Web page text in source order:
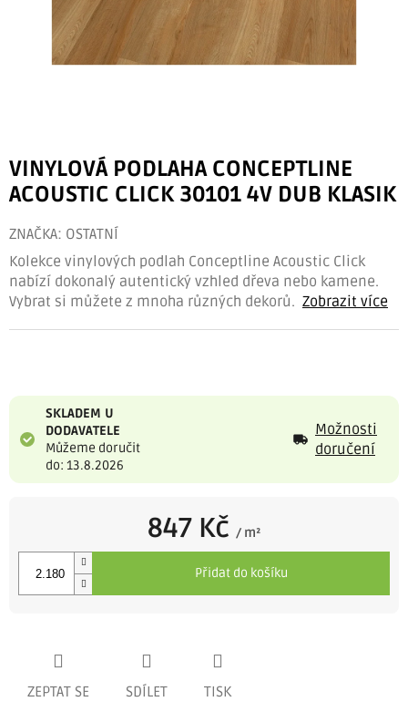
ZNAČKA: OSTATNÍ
VINYLOVÁ PODLAHA CONCEPTLINE
ACOUSTIC CLICK 30101 4V DUB KLASIK
SKLADEM U
DODAVATELE
Můžeme doručit
do: 13.8.2026
Možnosti
doručení
Kolekce vinylových podlah Conceptline Acoustic Click
nabízí dokonalý autentický vzhled dřeva nebo kamene.
Vybrat si můžete z mnoha různých dekorů. Zobrazit více
TISK
ZEPTAT SE SDÍLET
847 Kč / m²
Měrná
Přidat do košíku